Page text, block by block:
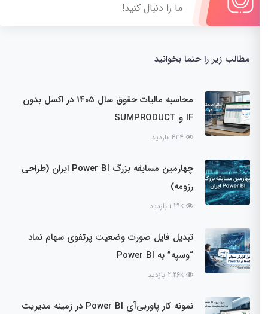
ما را دنبال کنید!
مطالب زیر را حتما بخوانید
محاسبه مالیات حقوق سال 1405 در اکسل بدون
434 بازدید
چهارمین مسابقه بزرگ Power BI ایران (طراحی
رزومه)
1.31k بازدید
تبدیل فایل صورت وضعیت پرتفوی سهام نماد
“وسپه” به Power BI
2.26k بازدید
نمونه کار پاوربی‌آی Power BI در زمینه مدیریت